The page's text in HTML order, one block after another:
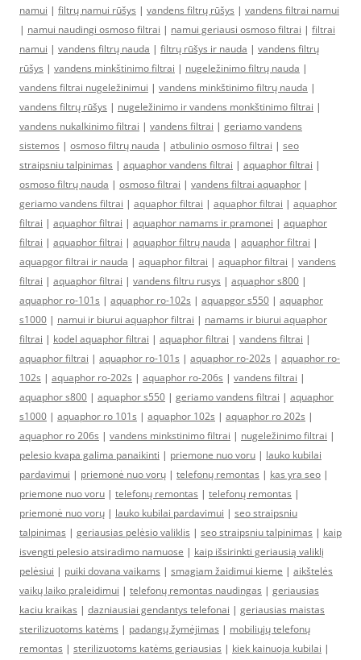
namui | filtrų namui rūšys | vandens filtrų rūšys | vandens filtrai namui
| namui naudingi osmoso filtrai | namui geriausi osmoso filtrai | filtrai
namui | vandens filtrų nauda | filtrų rūšys ir nauda | vandens filtrų
rūšys | vandens minkštinimo filtrai | nugeležinimo filtrų nauda |
vandens filtrai nugeležinimui | vandens minkštinimo filtrų nauda |
vandens filtrų rūšys | nugeležinimo ir vandens monkštinimo filtrai |
vandens nukalkinimo filtrai | vandens filtrai | geriamo vandens
sistemos | osmoso filtrų nauda | atbulinio osmoso filtrai | seo
straipsniu talpinimas | aquaphor vandens filtrai | aquaphor filtrai |
osmoso filtrų nauda | osmoso filtrai | vandens filtrai aquaphor |
geriamo vandens filtrai | aquaphor filtrai | aquaphor filtrai | aquaphor
filtrai | aquaphor filtrai | aquaphor namams ir pramonei | aquaphor
filtrai | aquaphor filtrai | aquaphor filtrų nauda | aquaphor filtrai |
aquapgor filtrai ir nauda | aquaphor filtrai | aquaphor filtrai | vandens
filtrai | aquaphor filtrai | vandens filtru rusys | aquaphor s800 |
aquaphor ro-101s | aquaphor ro-102s | aquapgor s550 | aquaphor
s1000 | namui ir biurui aquaphor filtrai | namams ir biurui aquaphor
filtrai | kodel aquaphor filtrai | aquaphor filtrai | vandens filtrai |
aquaphor filtrai | aquaphor ro-101s | aquaphor ro-202s | aquaphor ro-
102s | aquaphor ro-202s | aquaphor ro-206s | vandens filtrai |
aquaphor s800 | aquaphor s550 | geriamo vandens filtrai | aquaphor
s1000 | aquaphor ro 101s | aquaphor 102s | aquaphor ro 202s |
aquaphor ro 206s | vandens minkstinimo filtrai | nugeležinimo filtrai |
pelesio kvapa galima panaikinti | priemone nuo voru | lauko kubilai
pardavimui | priemonė nuo vorų | telefonų remontas | kas yra seo |
priemone nuo voru | telefonų remontas | telefonų remontas |
priemonė nuo vorų | lauko kubilai pardavimui | seo straipsniu
talpinimas | geriausias pelėsio valiklis | seo straipsniu talpinimas | kaip
isvengti pelesio atsiradimo namuose | kaip išsirinkti geriausią valiklį
pelėsiui | puiki dovana vaikams | smagiam žaidimui kieme | aikštelės
vaikų laiko praleidimui | telefonų remontas naudingas | geriausias
kaciu kraikas | dazniausiai gendantys telefonai | geriausias maistas
sterilizuotoms katėms | padangų žymėjimas | mobiliųjų telefonų
remontas | sterilizuotoms katėms geriausias | kiek kainuoja kubilai |